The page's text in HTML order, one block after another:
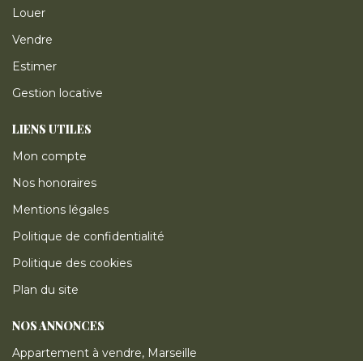
Louer
Vendre
Estimer
Gestion locative
LIENS UTILES
Mon compte
Nos honoraires
Mentions légales
Politique de confidentialité
Politique des cookies
Plan du site
NOS ANNONCES
Appartement à vendre, Marseille